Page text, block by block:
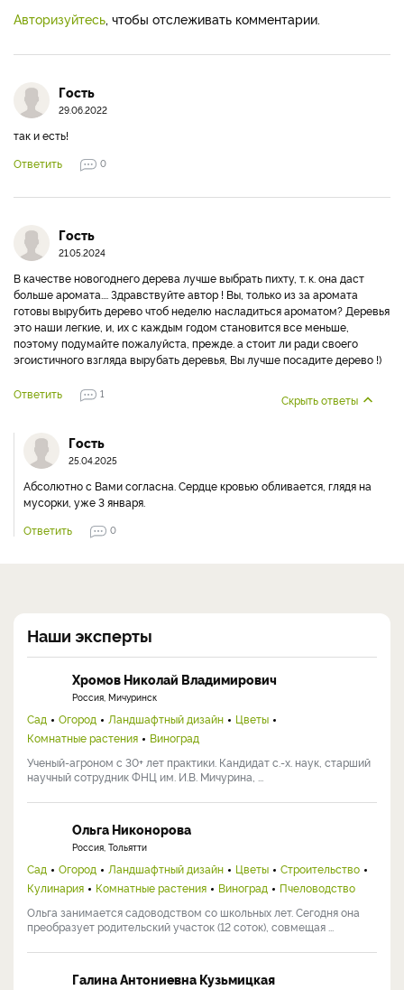
Авторизуйтесь, чтобы отслеживать комментарии.
Гость
29.06.2022
так и есть!
Ответить
0
Гость
21.05.2024
В качестве новогоднего дерева лучше выбрать пихту, т. к. она даст
больше аромата.... Здравствуйте автор ! Вы, только из за аромата
готовы вырубить дерево чтоб неделю насладиться ароматом? Деревья
это наши легкие, и, их с каждым годом становится все меньше,
поэтому подумайте пожалуйста, прежде. а стоит ли ради своего
эгоистичного взгляда вырубать деревья, Вы лучше посадите дерево !)
Ответить 1 Скрыть ответы
Гость
25.04.2025
Абсолютно с Вами согласна. Сердце кровью обливается, глядя на
мусорки, уже 3 января.
Ответить
0
Наши эксперты
Хромов Николай Владимирович
Россия, Мичуринск
Сад Огород Ландшафтный дизайн
Цветы
Комнатные растения
Виноград
Ученый-агроном с 30+ лет практики. Кандидат с.-х. наук, старший
научный сотрудник ФНЦ им. И.В. Мичурина, ...
Ольга Никонорова
Россия, Тольятти
Сад Огород Ландшафтный дизайн Цветы
Строительство
Кулинария
Комнатные растения Виноград
Пчеловодство
Ольга занимается садоводством со школьных лет. Сегодня она
преобразует родительский участок (12 соток), совмещая ...
Галина Антониевна Кузьмицкая